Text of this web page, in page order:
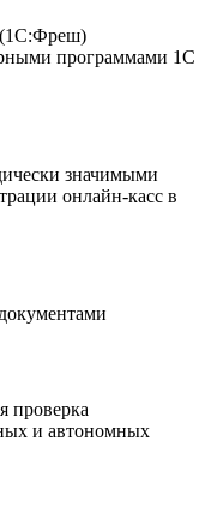
(1С:Фреш)
программами 1С
значимыми
онлайн-касс в
проверка
и автономных